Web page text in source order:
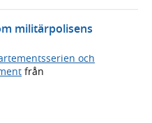
militärpolisens
och
från